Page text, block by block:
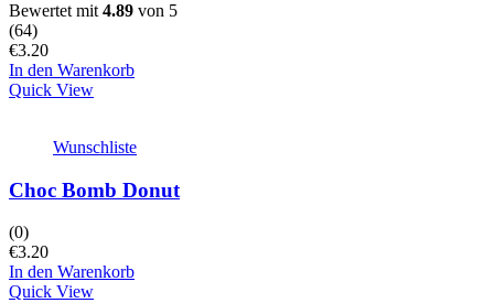
Bewertet mit 4.89 von 5
(64)
€3.20
In den Warenkorb
Quick View
Wunschliste
Choc Bomb Donut
(0)
€3.20
In den Warenkorb
Quick View